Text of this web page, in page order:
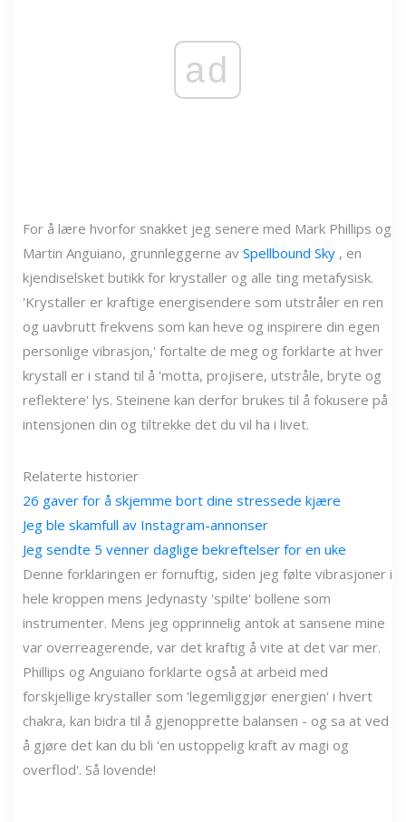
ad
For å lære hvorfor snakket jeg senere med Mark Phillips og
Martin Anguiano, grunnleggerne av Spellbound Sky , en
kjendiselsket butikk for krystaller og alle ting metafysisk.
'Krystaller er kraftige energisendere som utstråler en ren
og uavbrutt frekvens som kan heve og inspirere din egen
personlige vibrasjon,' fortalte de meg og forklarte at hver
krystall er i stand til å 'motta, projisere, utstråle, bryte og
reflektere' lys. Steinene kan derfor brukes til å fokusere på
intensjonen din og tiltrekke det du vil ha i livet.
Relaterte historier
26 gaver for å skjemme bort dine stressede kjære
Jeg ble skamfull av Instagram-annonser
Jeg sendte 5 venner daglige bekreftelser for en uke
Denne forklaringen er fornuftig, siden jeg følte vibrasjoner i
hele kroppen mens Jedynasty 'spilte' bollene som
instrumenter. Mens jeg opprinnelig antok at sansene mine
var overreagerende, var det kraftig å vite at det var mer.
Phillips og Anguiano forklarte også at arbeid med
forskjellige krystaller som 'legemliggjør energien' i hvert
chakra, kan bidra til å gjenopprette balansen - og sa at ved
å gjøre det kan du bli 'en ustoppelig kraft av magi og
overflod'. Så lovende!